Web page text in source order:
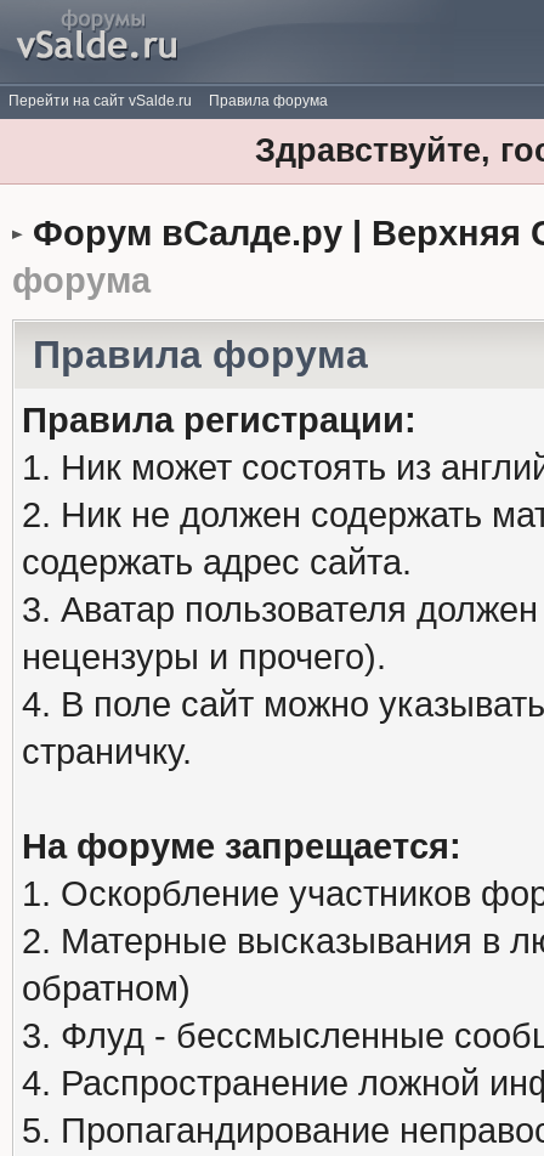
Перейти на сайт vSalde.ru Правила форума
Здравствуйте,
Форум вСалде.ру | Верхняя
форума
Правила форума
Правила регистрации:
1. Ник может состоять из
2. Ник не должен содержать
содержать адрес сайта.
3. Аватар пользователя
нецензуры и прочего).
4. В поле сайт можно
страничку.
На форуме запрещается:
1. Оскорбление участников
2. Матерные высказывания в
обратном)
3. Флуд - бессмысленные
4. Распространение ложной
5. Пропагандирование